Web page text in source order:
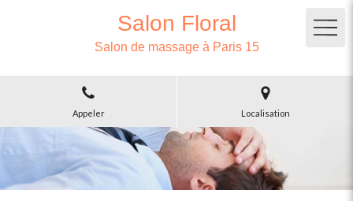
Salon Floral
Salon de massage à Paris 15
Appeler Localisation